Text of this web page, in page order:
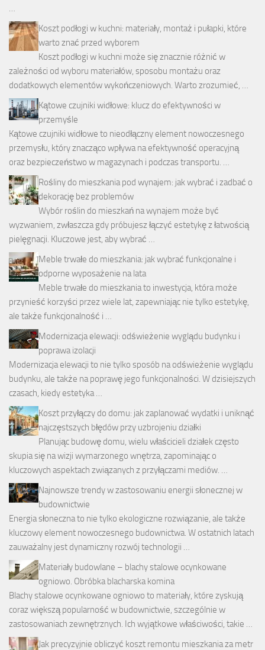
…
Koszt podłogi w kuchni: materiały, montaż i pułapki, które
warto znać przed wyborem
Koszt podłogi w kuchni może się znacznie różnić w
zależności od wyboru materiałów, sposobu montażu oraz
dodatkowych elementów wykończeniowych. Warto zrozumieć, …
Kątowe czujniki widłowe: klucz do efektywności w
przemyśle
Kątowe czujniki widłowe to nieodłączny element nowoczesnego
przemysłu, który znacząco wpływa na efektywność operacyjną
oraz bezpieczeństwo w magazynach i podczas transportu. …
Rośliny do mieszkania pod wynajem: jak wybrać i zadbać o
dekorację bez problemów
Wybór roślin do mieszkań na wynajem może być
wyzwaniem, zwłaszcza gdy próbujesz łączyć estetykę z łatwością
pielęgnacji. Kluczowe jest, aby wybrać …
Meble trwałe do mieszkania: jak wybrać funkcjonalne i
odporne wyposażenie na lata
Meble trwałe do mieszkania to inwestycja, która może
przynieść korzyści przez wiele lat, zapewniając nie tylko estetykę,
ale także funkcjonalność i …
Modernizacja elewacji: odświeżenie wyglądu budynku i
poprawa izolacji
Modernizacja elewacji to nie tylko sposób na odświeżenie wyglądu
budynku, ale także na poprawę jego funkcjonalności. W dzisiejszych
czasach, kiedy estetyka …
Koszt przyłączy do domu: jak zaplanować wydatki i uniknąć
najczęstszych błędów przy uzbrojeniu działki
Planując budowę domu, wielu właścicieli działek często
skupia się na wizji wymarzonego wnętrza, zapominając o
kluczowych aspektach związanych z przyłączami mediów. …
Najnowsze trendy w zastosowaniu energii słonecznej w
budownictwie
Energia słoneczna to nie tylko ekologiczne rozwiązanie, ale także
kluczowy element nowoczesnego budownictwa. W ostatnich latach
zauważalny jest dynamiczny rozwój technologii …
Materiały budowlane – blachy stalowe ocynkowane
ogniowo. Obróbka blacharska komina
Blachy stalowe ocynkowane ogniowo to materiały, które zyskują
coraz większą popularność w budownictwie, szczególnie w
zastosowaniach zewnętrznych. Ich wyjątkowe właściwości, takie …
Jak precyzyjnie obliczyć koszt remontu mieszkania za metr